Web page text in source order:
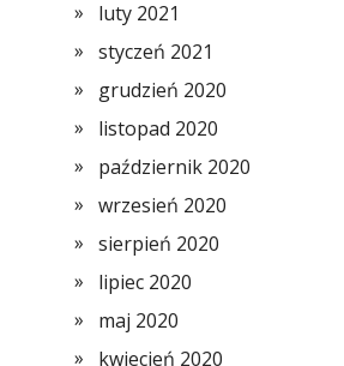
luty 2021
styczeń 2021
grudzień 2020
listopad 2020
październik 2020
wrzesień 2020
sierpień 2020
lipiec 2020
maj 2020
kwiecień 2020